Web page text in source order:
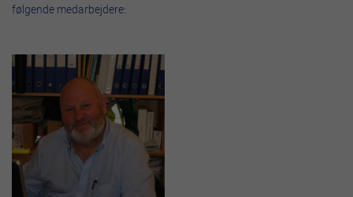
følgende medarbejdere: